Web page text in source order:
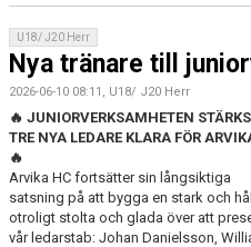
U18/ J20 Herr
Nya tränare till
2026-06-10 08:11, U18/ J20 Herr
🔥 JUNIORVERKSAMHETEN
TRE NYA LEDARE KLARA FÖR
🔥
Arvika HC fortsätter sin långsiktiga
satsning på att bygga en stark och
otroligt stolta och glada över att
vår ledarstab: Johan Danielsson,